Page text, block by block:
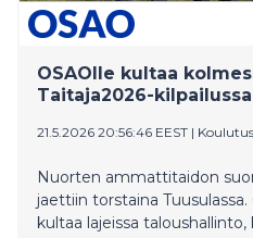
OSAOlle kultaa
Taitaja2026-kilpailussa
21.5.2026 20:56:46 EEST |
Nuorten ammattitaidon
jaettiin torstaina
kultaa lajeissa